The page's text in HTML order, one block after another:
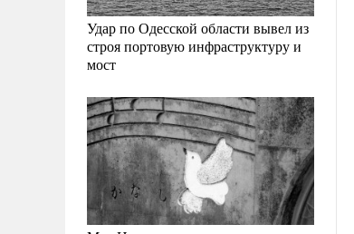
Удар по Одесской области вывел из
строя портовую инфраструктуру и
мост